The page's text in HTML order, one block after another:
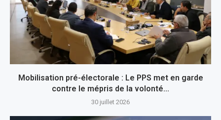
Mobilisation pré-électorale : Le PPS met en garde
contre le mépris de la volonté...
30 juillet 2026